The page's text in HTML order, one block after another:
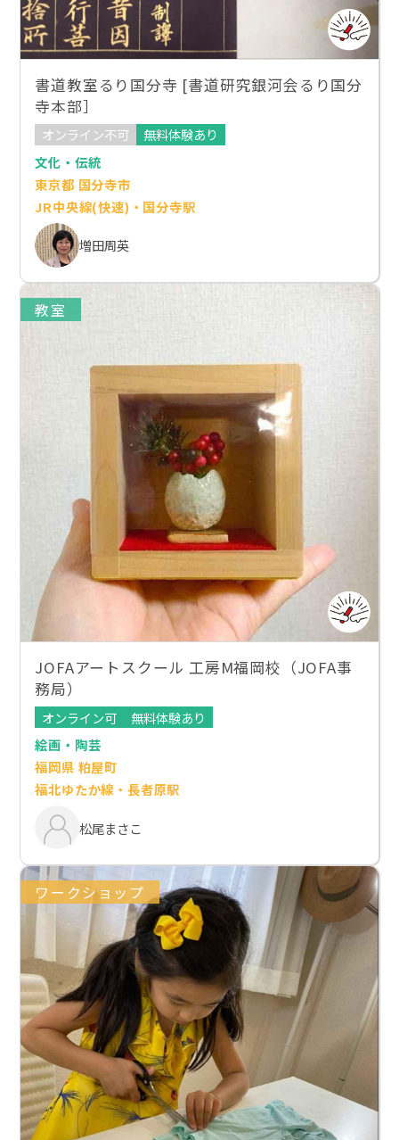
書道教室るり国分寺 [書道研究銀河会るり国分
寺本部］
オンライン不可
無料体験あり
文化・伝統
東京都 国分寺市
JR中央線(快速)・国分寺駅
増田周英
教室
JOFAアートスクール 工房M福岡校（JOFA事
務局）
オンライン可
無料体験あり
絵画・陶芸
福岡県 粕屋町
福北ゆたか線・長者原駅
松尾まさこ
ワークショップ